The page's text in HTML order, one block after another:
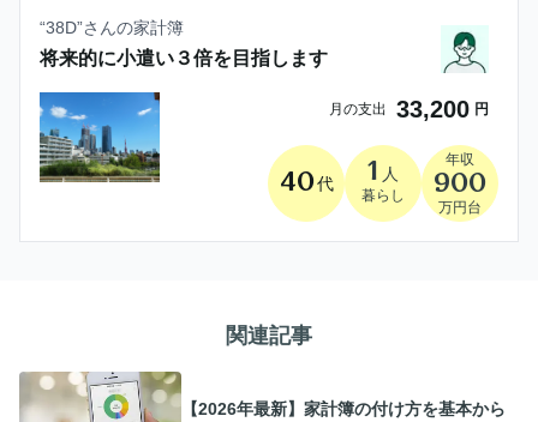
“38D”さんの家計簿
将来的に小遣い３倍を目指します
月の支出 33,200 円
40代 1 人
暮らし
年収
900
万円台
関連記事
【2026年最新】家計簿の付け方を基本から